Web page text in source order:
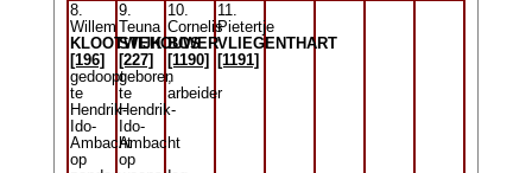
8.
Willem
KLOOTWIJK
[196]
gedoopt
te
Hendrik-
Ido-
Ambacht
op
9.
Teuna
STEHOUWER
[227]
geboren
te
Hendrik-
Ido-
Ambacht
op
10.
Cornelis
BOS
[1190]
,
arbeider
11.
Pietertje
VLIEGENTHART
[1191]